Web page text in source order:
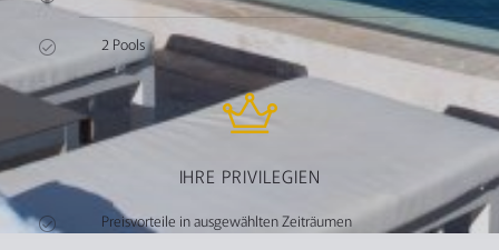
2 Pools
IHRE PRIVILEGIEN
Preisvorteile in ausgewählten Zeiträumen